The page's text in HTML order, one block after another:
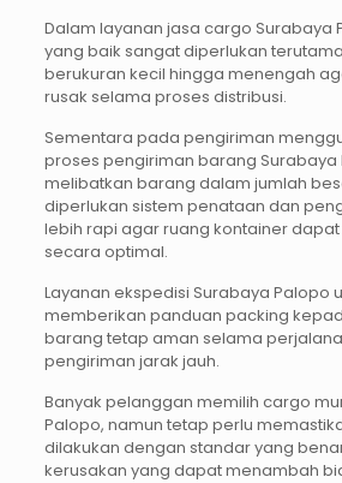
Dalam layanan jasa cargo Surabaya
yang baik sangat diperlukan
berukuran kecil hingga menengah
rusak selama proses distribusi.
Sementara pada pengiriman
proses pengiriman barang Surabaya
melibatkan barang dalam jumlah
diperlukan sistem penataan dan
lebih rapi agar ruang kontainer
secara optimal.
Layanan ekspedisi Surabaya Palopo
memberikan panduan packing
barang tetap aman selama
pengiriman jarak jauh.
Banyak pelanggan memilih cargo
Palopo, namun tetap perlu
dilakukan dengan standar yang
kerusakan yang dapat menambah